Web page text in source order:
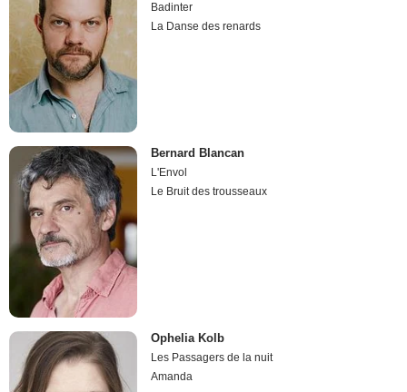
Badinter
La Danse des renards
Bernard Blancan
L'Envol
Le Bruit des trousseaux
Ophelia Kolb
Les Passagers de la nuit
Amanda